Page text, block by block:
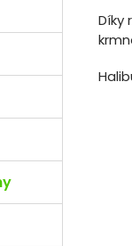
Díky